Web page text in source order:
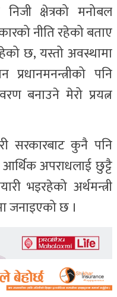
क्षेत्रको मनोबल
नीति रहेको बताए
छ, यस्तो अवस्थामा
पनि
बनाउने मेरो प्रयत्न
सरकारबाट कुनै पनि
अपराधलाई छुट्टै
भइरहेको अर्थमन्त्री
जनाइएको छ ।